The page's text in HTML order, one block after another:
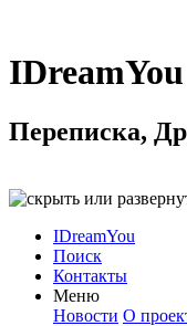
IDreamYou
Переписка,
IDreamYou
Поиск
Контакты
Меню
Новости О